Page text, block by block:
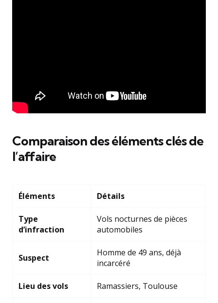
Comparaison des éléments clés de
l’affaire
Éléments Détails
Type
d’infraction
Vols nocturnes de pièces
automobiles
Suspect
Homme de 49 ans, déjà
incarcéré
Lieu des vols Ramassiers, Toulouse